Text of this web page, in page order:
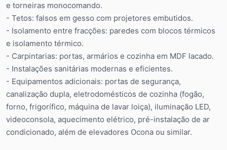
e torneiras monocomando.
- Tetos: falsos em gesso com projetores embutidos.
- Isolamento entre fracções: paredes com blocos térmicos
e isolamento térmico.
- Carpintarias: portas, armários e cozinha em MDF lacado.
- Instalações sanitárias modernas e eficientes.
- Equipamentos adicionais: portas de segurança,
canalização dupla, eletrodomésticos de cozinha (fogão,
forno, frigorífico, máquina de lavar loiça), iluminação LED,
videoconsola, aquecimento elétrico, pré-instalação de ar
condicionado, além de elevadores Ocona ou similar.